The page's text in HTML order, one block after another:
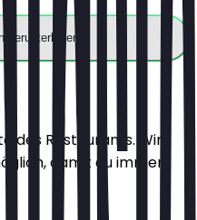
herunterladen
des Restaurants. Wir
damit du immer